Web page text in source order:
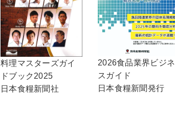
料理マスターズガイ
ドブック2025
日本食糧新聞社
2026食品業界ビジネ
スガイド
日本食糧新聞発行